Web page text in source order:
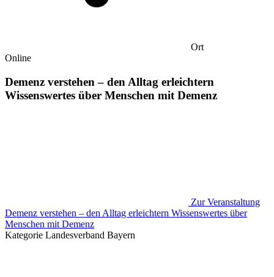
Ort
Online
Demenz verstehen – den Alltag erleichtern
Wissenswertes über Menschen mit Demenz
Zur Veranstaltung
Demenz verstehen – den Alltag erleichtern Wissenswertes über
Menschen mit Demenz
Kategorie Landesverband Bayern